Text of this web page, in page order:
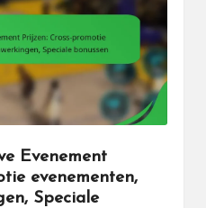
Evenement
evenementen,
Speciale